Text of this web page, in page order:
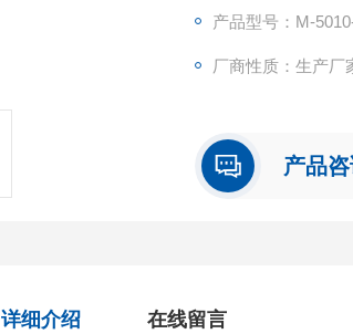
产品型号：M-
厂商性质：生产厂
产品
详细介绍 在线留言